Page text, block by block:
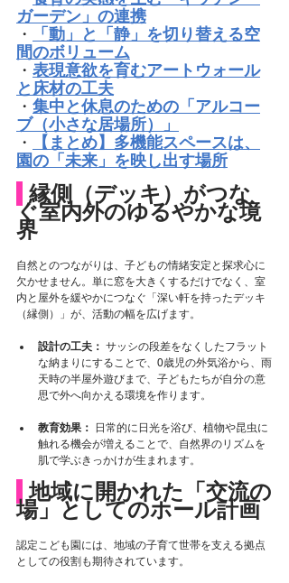
ガーデン」の連携
・
「動」と「静」を切り替える空
間のボリューム
・ 表現意欲を育むアートウォール
と床材の工夫
・ 集中と休息のための「アルコー
ブ（小さな居場所）」
・
【まとめ】多機能スペースは、
園の「未来」を映し出す場所
縁側（デッキ）がつな
ぐ室内外のゆるやかな境
界
自然とのつながりは、子どもの情緒安定と探求心に
欠かせません。単に窓を大きくするだけでなく、室
内と屋外を緩やかにつなぐ「深い軒を持ったデッキ
（縁側）」が、活動の幅を広げます。
設計の工夫： サッシの段差をなくしたフラット
な納まりにすることで、0歳児の外気浴から、雨
天時の半屋外遊びまで、子どもたちが自分の意
思で外へ向かえる環境を作ります。
教育効果：
日常的に日光を浴び、植物や昆虫に
触れる機会が増えることで、自然界のリズムを
肌で学ぶきっかけが生まれます。
地域に開かれた「交流の
場」としてのホール計画
認定こども園には、地域の子育て世帯を支える拠点
としての役割も期待されています。